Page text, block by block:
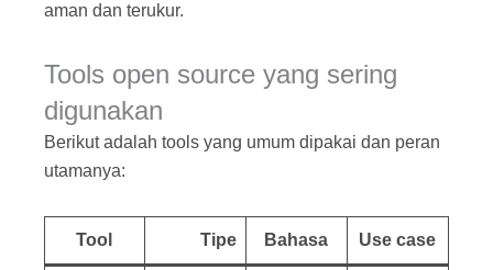
aman dan terukur.
Tools open source yang sering
digunakan
Berikut adalah tools yang umum dipakai dan peran
utamanya:
Tool Tipe Bahasa Use case